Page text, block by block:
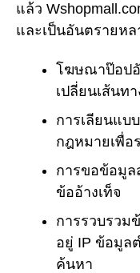
แล้ว
และเป็นอันตรายหล
โฆษณาป๊อป
เปลี่ยนเส้นทา
การเลียนแบ
กฎหมายเพื่อ
การขอข้อมูล
ข้ออ้างเท็จ
การรวบรวม
อยู่ IP ข้อมูล
ค้นหา